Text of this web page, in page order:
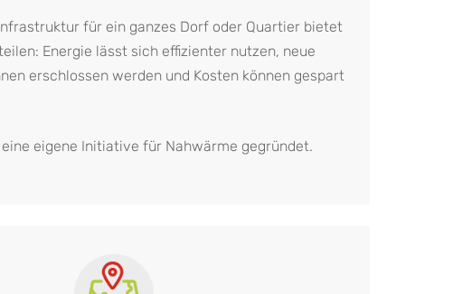
für ein ganzes Dorf oder Quartier bietet
Energie lässt sich effizienter nutzen, neue
erschlossen werden und Kosten können gespart
eigene Initiative für Nahwärme gegründet.